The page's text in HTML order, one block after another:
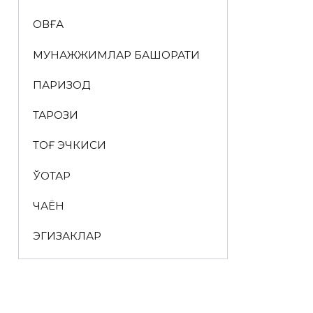
ҚОВҒА
МУНАЖЖИМЛАР БАШОРАТИ
ПАРИЗОД
ТАРОЗИ
ТОҒ ЭЧКИСИ
ЎҚОТАР
ЧАЁН
ЭГИЗАКЛАР